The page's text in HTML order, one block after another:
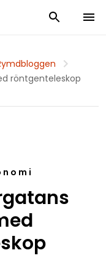
Visa och dölj
Visa
röntgenteleskop